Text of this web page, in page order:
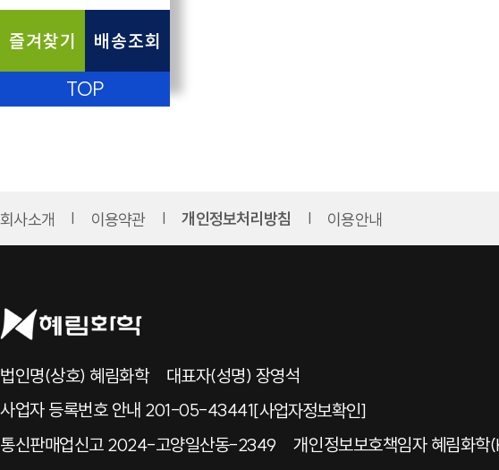
즐겨찾기 배송조회
TOP
회사소개 이용약관 개인정보처리방침 이용안내
법인명(상호) 혜림화학
대표자(성명) 장영석
사업자 등록번호 안내 201-05-43441[사업자정보확인]
통신판매업신고 2024-고양일산동-2349
개인정보보호책임자 혜림화